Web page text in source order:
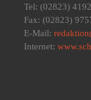
Tel: (02823)
Fax: (02823)
E-Mail:
Internet: